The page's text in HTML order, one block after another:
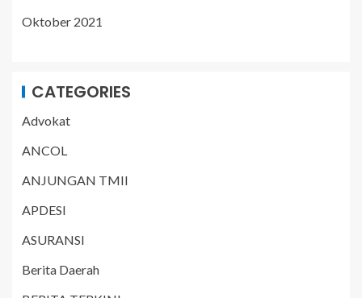
Oktober 2021
CATEGORIES
Advokat
ANCOL
ANJUNGAN TMII
APDESI
ASURANSI
Berita Daerah